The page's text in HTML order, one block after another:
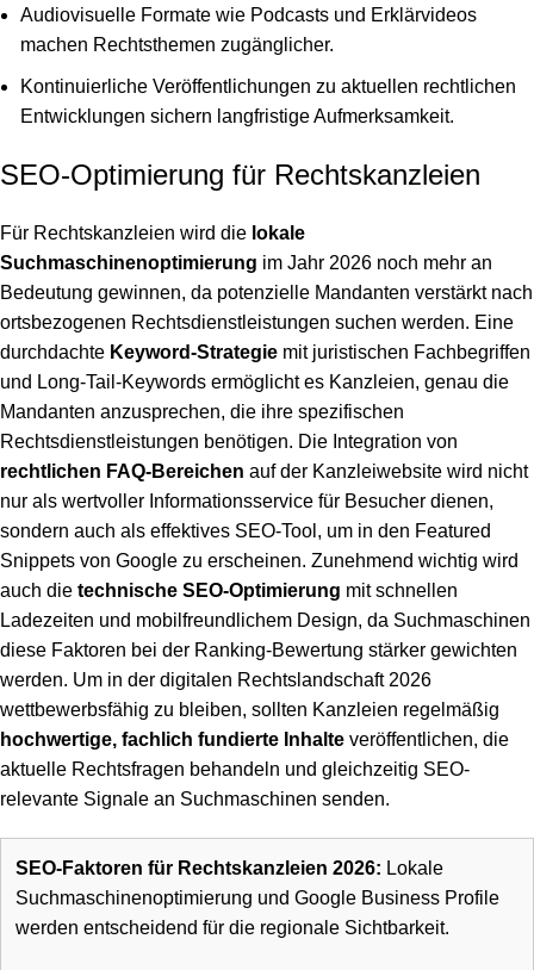
Audiovisuelle Formate wie Podcasts und Erklärvideos
machen Rechtsthemen zugänglicher.
Kontinuierliche Veröffentlichungen zu aktuellen rechtlichen
Entwicklungen sichern langfristige Aufmerksamkeit.
SEO-Optimierung für Rechtskanzleien
Für Rechtskanzleien wird die lokale
Suchmaschinenoptimierung im Jahr 2026 noch mehr an
Bedeutung gewinnen, da potenzielle Mandanten verstärkt nach
ortsbezogenen Rechtsdienstleistungen suchen werden. Eine
durchdachte Keyword-Strategie mit juristischen Fachbegriffen
und Long-Tail-Keywords ermöglicht es Kanzleien, genau die
Mandanten anzusprechen, die ihre spezifischen
Rechtsdienstleistungen benötigen. Die Integration von
rechtlichen FAQ-Bereichen auf der Kanzleiwebsite wird nicht
nur als wertvoller Informationsservice für Besucher dienen,
sondern auch als effektives SEO-Tool, um in den Featured
Snippets von Google zu erscheinen. Zunehmend wichtig wird
auch die technische SEO-Optimierung mit schnellen
Ladezeiten und mobilfreundlichem Design, da Suchmaschinen
diese Faktoren bei der Ranking-Bewertung stärker gewichten
werden. Um in der digitalen Rechtslandschaft 2026
wettbewerbsfähig zu bleiben, sollten Kanzleien regelmäßig
hochwertige, fachlich fundierte Inhalte veröffentlichen, die
aktuelle Rechtsfragen behandeln und gleichzeitig SEO-
relevante Signale an Suchmaschinen senden.
SEO-Faktoren für Rechtskanzleien 2026: Lokale
Suchmaschinenoptimierung und Google Business Profile
werden entscheidend für die regionale Sichtbarkeit.